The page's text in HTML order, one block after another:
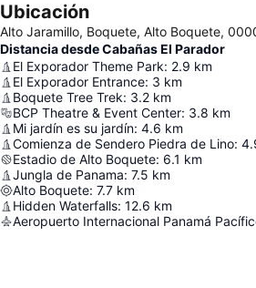
Ubicación
Alto Jaramillo, Boquete, Alto Boquete,
Distancia desde Cabañas El Parador
El Exporador Theme Park: 2.9 km
El Exporador Entrance: 3 km
Boquete Tree Trek: 3.2 km
BCP Theatre & Event Center: 3.8 km
Mi jardín es su jardín: 4.6 km
Comienza de Sendero Piedra de Lino:
Estadio de Alto Boquete: 6.1 km
Jungla de Panama: 7.5 km
Alto Boquete: 7.7 km
Hidden Waterfalls: 12.6 km
Aeropuerto Internacional Panamá